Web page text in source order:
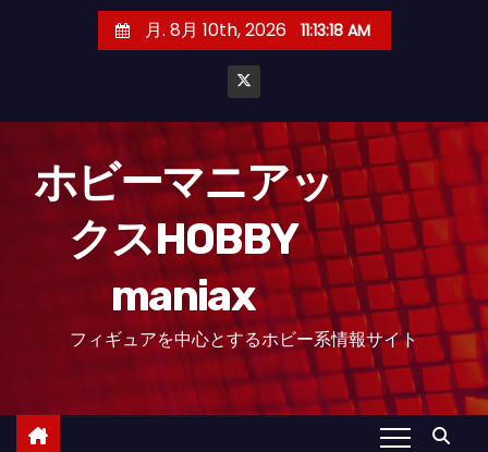
月. 8月 10th, 2026 11:13:19 AM
ホビーマニアッ
クスHOBBY
maniax
フィギュアを中心とするホビー系情報サイト